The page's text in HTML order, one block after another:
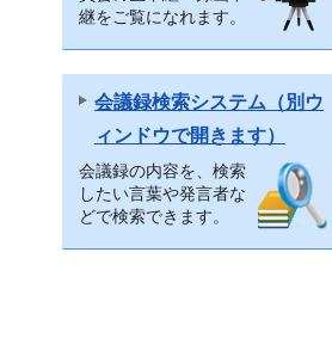
継をご覧になれます。
会議録検索システム（別ウ
ィンドウで開きます）
会議録の内容を、検索
したい言葉や発言者な
どで検索できます。